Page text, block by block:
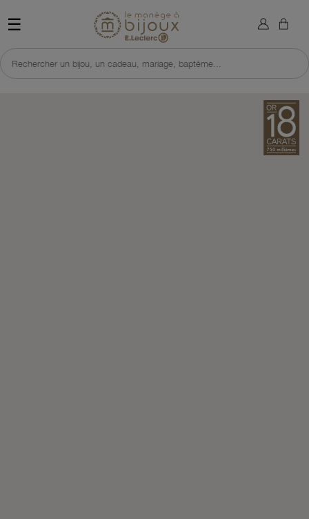
☰ Retour à l'accueil du site
Rechercher un bijou, un cadeau, mariage, baptême...
×